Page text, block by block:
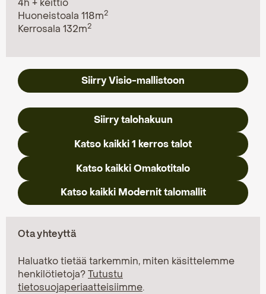
Huoneistoala 118m2
Kerrosala 132m2
Siirry Visio-mallistoon
Siirry talohakuun
Katso kaikki 1 kerros talot
Katso kaikki Omakotitalo
Katso kaikki Modernit talomallit
Ota yhteyttä
Haluatko tietää tarkemmin, miten käsittelemme
henkilötietoja?Tutustu
tietosuojaperiaatteisiimme.